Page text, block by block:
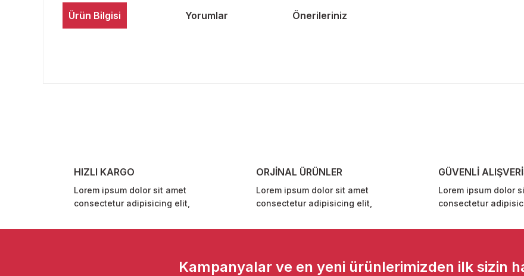
Ürün Bilgisi Yorumlar Önerileriniz
Bu ürüne benzer farklı alternatifler olmalı.
HIZLI KARGO
Lorem ipsum dolor sit amet
consectetur adipisicing elit,
ORJİNAL ÜRÜNLER
Lorem ipsum dolor sit amet
consectetur adipisicing elit,
GÜVENLİ
Lorem ipsum dolor
consectetur
Kampanyalar ve en yeni ürünlerimizden ilk sizin